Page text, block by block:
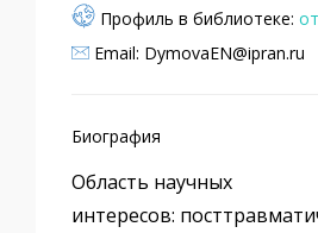
Профиль в библиотеке:
Email: DymovaEN@ipran.ru
Биография
Область научных
интересов: